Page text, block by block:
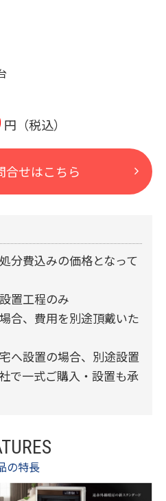
合せはこちら
分費込みの価格となって
置工程のみ
合、費用を別途頂戴いた
へ設置の場合、別途設置
で一式ご購入・設置も承
の特長